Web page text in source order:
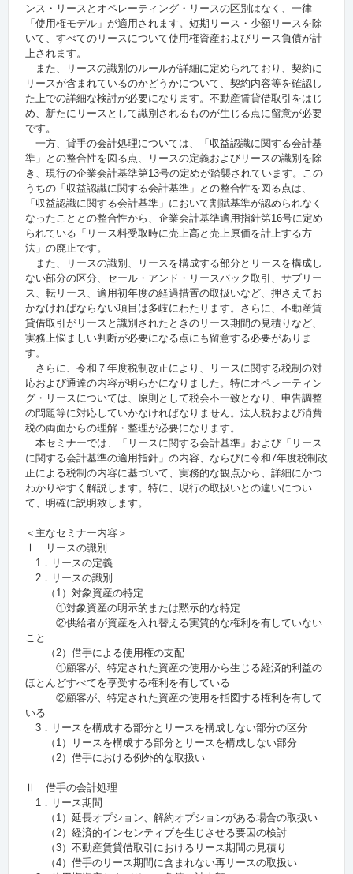
ンス・リースとオペレーティング・リースの区別はなく、一律
「使用権モデル」が適用されます。短期リース・少額リースを除
いて、すべてのリースについて使用権資産およびリース負債が計
上されます。
また、リースの識別のルールが詳細に定められており、契約に
リースが含まれているのかどうかについて、契約内容等を確認し
た上での詳細な検討が必要になります。不動産賃貸借取引をはじ
め、新たにリースとして識別されるものが生じる点に留意が必要
です。
一方、貸手の会計処理については、「収益認識に関する会計基
準」との整合性を図る点、リースの定義およびリースの識別を除
き、現行の企業会計基準第13号の定めが踏襲されています。この
うちの「収益認識に関する会計基準」との整合性を図る点は、
「収益認識に関する会計基準」において割賦基準が認められなく
なったこととの整合性から、企業会計基準適用指針第16号に定め
られている「リース料受取時に売上高と売上原価を計上する方
法」の廃止です。
また、リースの識別、リースを構成する部分とリースを構成し
ない部分の区分、セール・アンド・リースバック取引、サブリー
ス、転リース、適用初年度の経過措置の取扱いなど、押さえてお
かなければならない項目は多岐にわたります。さらに、不動産賃
貸借取引がリースと識別されたときのリース期間の見積りなど、
実務上悩ましい判断が必要になる点にも留意する必要がありま
す。
さらに、令和７年度税制改正により、リースに関する税制の対
応および通達の内容が明らかになりました。特にオペレーティン
グ・リースについては、原則として税会不一致となり、申告調整
の問題等に対応していかなければなりません。法人税および消費
税の両面からの理解・整理が必要になります。
本セミナーでは、「リースに関する会計基準」および「リース
に関する会計基準の適用指針」の内容、ならびに令和7年度税制改
正による税制の内容に基づいて、実務的な観点から、詳細にかつ
わかりやすく解説します。特に、現行の取扱いとの違いについ
て、明確に説明致します。
＜主なセミナー内容＞
Ⅰ リースの識別
1．リースの定義
2．リースの識別
（1）対象資産の特定
①対象資産の明示的または黙示的な特定
②供給者が資産を入れ替える実質的な権利を有していない
こと
（2）借手による使用権の支配
①顧客が、特定された資産の使用から生じる経済的利益の
ほとんどすべてを享受する権利を有している
②顧客が、特定された資産の使用を指図する権利を有して
いる
3．リースを構成する部分とリースを構成しない部分の区分
（1）リースを構成する部分とリースを構成しない部分
（2）借手における例外的な取扱い
Ⅱ 借手の会計処理
1．リース期間
（1）延長オプション、解約オプションがある場合の取扱い
（2）経済的インセンティブを生じさせる要因の検討
（3）不動産賃貸借取引におけるリース期間の見積り
（4）借手のリース期間に含まれない再リースの取扱い